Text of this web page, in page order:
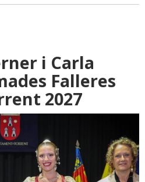
i Carla
Falleres
2027